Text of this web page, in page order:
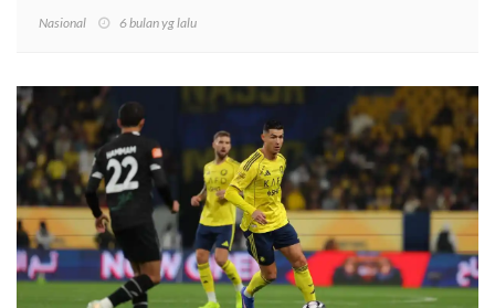
Nasional 6 bulan yg lalu